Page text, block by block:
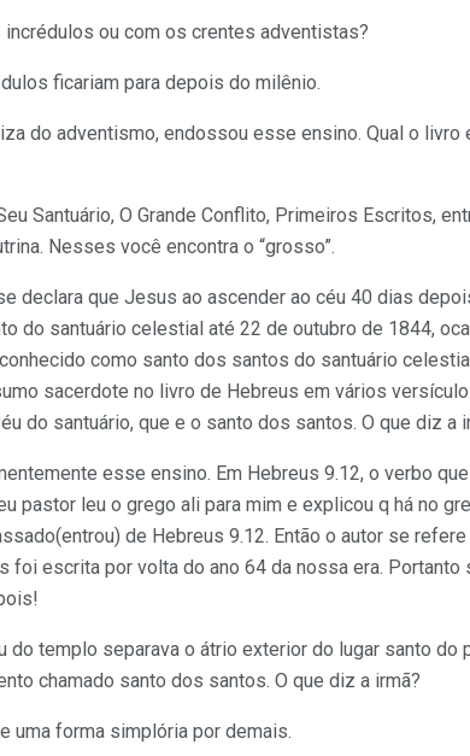
ou com os crentes adventistas?
ficariam para depois do milênio.
do adventismo, endossou esse ensino. Qual o livro
Santuário, O Grande Conflito, Primeiros Escritos,
Nesses você encontra o “grosso”.
declara que Jesus ao ascender ao céu 40 dias
do santuário celestial até 22 de outubro de 1844,
como santo dos santos do santuário
sacerdote no livro de Hebreus em vários
do santuário, que e o santo dos santos. O que diz a
esse ensino. Em Hebreus 9.12, o verbo
pastor leu o grego ali para mim e explicou q há no
de Hebreus 9.12. Então o autor se refere
escrita por volta do ano 64 da nossa era. Portanto
do templo separava o átrio exterior do lugar santo do
chamado santo dos santos. O que diz a irmã?
uma forma simplória por demais.